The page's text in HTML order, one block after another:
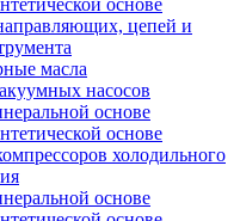
основе
цепей и
масла
насосов
основе
основе
холодильного
основе